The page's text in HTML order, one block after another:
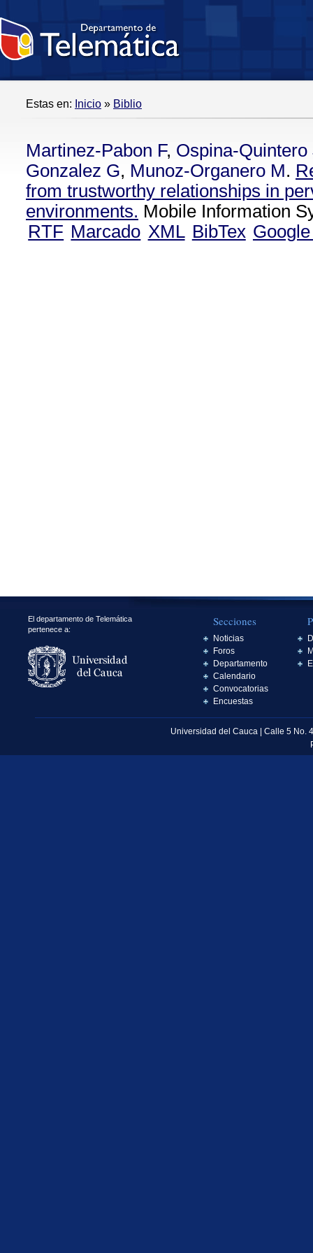
Estas en: Inicio » Biblio
Martinez-Pabon F, Ospina-Quintero
Gonzalez G, Munoz-Organero M.
from trustworthy relationships in
environments. Mobile Information
RTF Marcado XML BibTex
El departamento de Telemática
pertenece a:
Secciones
Noticias
Foros
Departamento
Calendario
Convocatorias
Encuestas
Universidad del Cauca | Calle 5 No.